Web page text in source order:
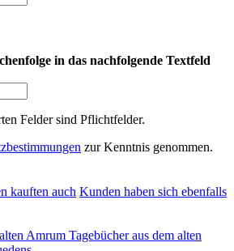
in das nachfolgende Textfeld
Felder sind Pflichtfelder.
zur Kenntnis genommen.
kauften auch Kunden haben sich ebenfalls
Tagebücher aus dem alten